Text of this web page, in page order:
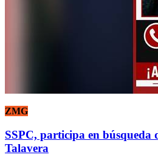
ZMG
SSPC, participa en búsqueda
Talavera